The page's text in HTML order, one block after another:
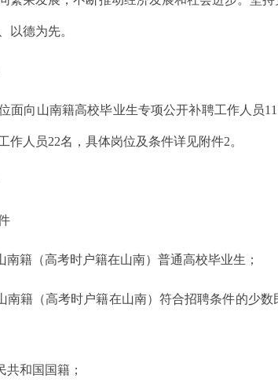
以德为先。
面向山南籍高校毕业生专项公开补聘工作人员
作人员22名，具体岗位及条件详见附件2。
南籍（高考时户籍在山南）普通高校毕业生；
南籍（高考时户籍在山南）符合招聘条件的少
共和国国籍；